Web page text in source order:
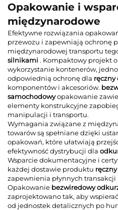
Opakowanie i
międzynarodowe
Efektywne rozwiązania
przewozu i zapewniają ochronę
międzynarodowej transportu
silnikami . Kompaktowy projekt
wykorzystanie kontenerów,
odpowiednią ochronę dla ręczny
komponentów i akcesoriów.
samochodowyopakowanie
elementy konstrukcyjne
manipulacji i transportu.
Wymagania związane z
towarów są spełniane dzięki
opakowań, które ułatwiają
efektywność dystrybucji dla
Wsparcie dokumentacyjne i
każdej dostawie produktu
zapewnienia płynnych
Opakowanie bezwiredowy
zaprojektowano tak, aby
od jednostek detalicznych po